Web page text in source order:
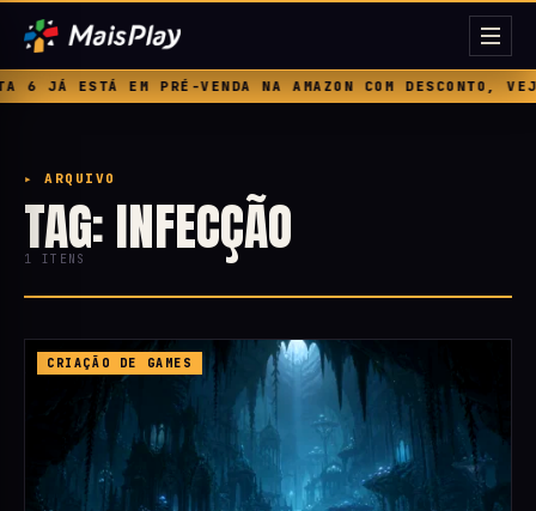
JÁ ESTÁ EM PRÉ-VENDA NA AMAZON COM DESCONTO,
▸ ARQUIVO
TAG: INFECÇÃO
1 ITENS
CRIAÇÃO DE GAMES